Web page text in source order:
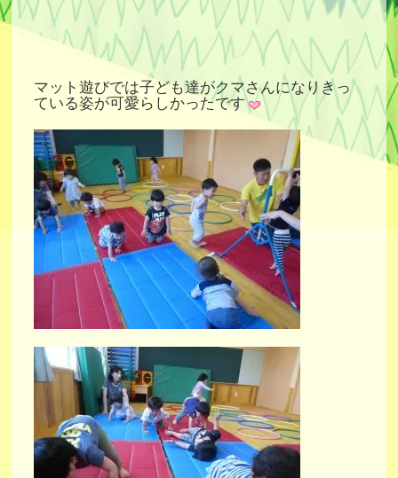
マット遊びでは子ども達がクマさんになりきっ
ている姿が可愛らしかったです